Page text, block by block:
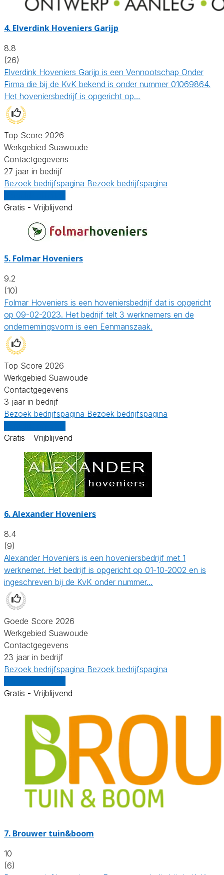
4. Elverdink Hoveniers Garijp
8.8
(26)
Elverdink Hoveniers Garijp is een Vennootschap Onder
Firma die bij de KvK bekend is onder nummer 01069864.
Het hoveniersbedrijf is opgericht op…
Top Score 2026
Werkgebied Suawoude
Contactgegevens
27 jaar in bedrijf
Bezoek bedrijfspagina Bezoek bedrijfspagina
Gratis - Vrijblijvend
5. Folmar Hoveniers
9.2
(10)
Folmar Hoveniers is een hoveniersbedrijf dat is opgericht
op 09-02-2023. Het bedrijf telt 3 werknemers en de
ondernemingsvorm is een Eenmanszaak.
Top Score 2026
Werkgebied Suawoude
Contactgegevens
3 jaar in bedrijf
Bezoek bedrijfspagina Bezoek bedrijfspagina
Gratis - Vrijblijvend
6.Alexander Hoveniers
8.4
(9)
Alexander Hoveniers is een hoveniersbedrijf met 1
werknemer. Het bedrijf is opgericht op 01-10-2002 en is
ingeschreven bij de KvK onder nummer…
Goede Score 2026
Werkgebied Suawoude
Contactgegevens
23 jaar in bedrijf
Bezoek bedrijfspagina Bezoek bedrijfspagina
Gratis - Vrijblijvend
7. Brouwer tuin&boom
10
(6)